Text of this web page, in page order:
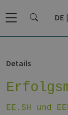
DE
Details
EE.SH und